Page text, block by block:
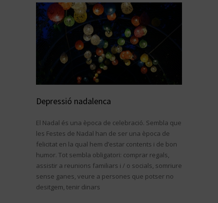
Depressió nadalenca
El Nadal és una època de celebració. Sembla que
les Festes de Nadal han de ser una època de
felicitat en la qual hem d’estar contents i de bon
humor. Tot sembla obligatori: comprar regals,
assistir a reunions familiars i / o socials, somriure
sense ganes, veure a persones que potser no
desitgem, tenir dinars